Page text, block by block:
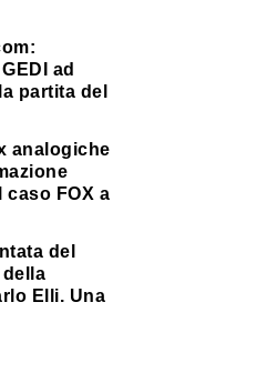
ad
partita del
analogiche
FOX a
del
della
Elli. Una